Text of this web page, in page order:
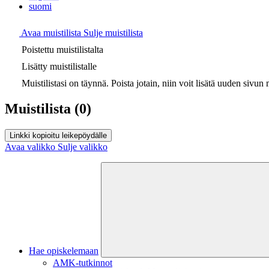
suomi
Avaa muistilista Sulje muistilista
Poistettu muistilistalta
Lisätty muistilistalle
Muistilistasi on täynnä. Poista jotain, niin voit lisätä uuden sivun
Muistilista (0)
Linkki kopioitu leikepöydälle
Avaa valikko Sulje valikko
Hae opiskelemaan
AMK-tutkinnot